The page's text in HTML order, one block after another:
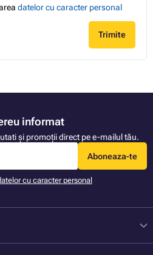
datelor cu caracter personal
Trimite
informat
și promoții direct pe e-mailul tău.
Aboneaza-te
cu caracter personal